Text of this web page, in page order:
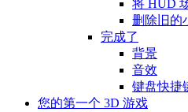
将 HUD
删除旧的
完成了
背景
音效
键盘快捷
您的第一个 3D 游戏